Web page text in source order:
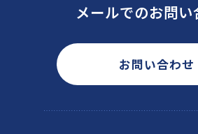
メールでのお問い
お問い合わせ